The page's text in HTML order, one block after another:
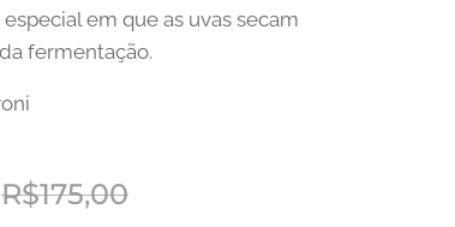
em que as uvas secam
fermentação.
R$175,00